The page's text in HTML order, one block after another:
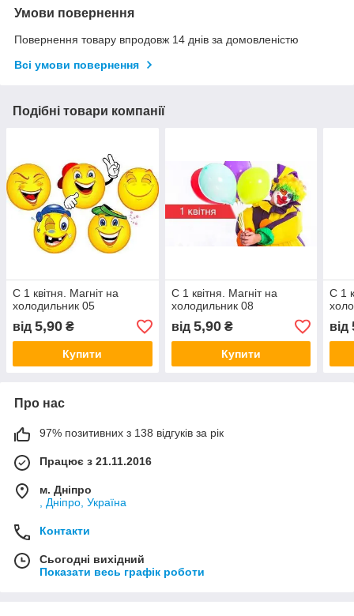
Умови повернення
Повернення товару впродовж 14 днів за домовленістю
Всі умови повернення
Подібні товари компанії
С 1 квітня. Магніт на
холодильник 05
від 5,90 ₴
Купити
С 1 квітня. Магніт на
холодильник 08
від 5,90₴
Купити
С 1
від
Про нас
97% позитивних з 138 відгуків за рік
Працює з 21.11.2016
м. Дніпро
, Дніпро, Україна
Контакти
Сьогодні вихідний
Показати весь графік роботи